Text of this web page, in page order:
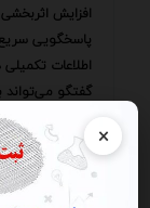
×
افزایش
پاسخگویی
اطلاعات
گفتگو می‌تواند
مشتریان
استفاده از
رفتار مخاطبان
با تحلیل